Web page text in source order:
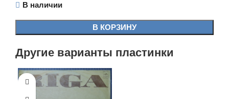
В наличии
В КОРЗИНУ
Другие варианты пластинки